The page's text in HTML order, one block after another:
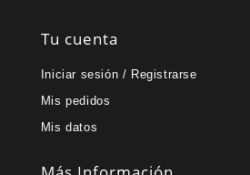
Tu cuenta
Iniciar sesión / Registrarse
Mis pedidos
Mis datos